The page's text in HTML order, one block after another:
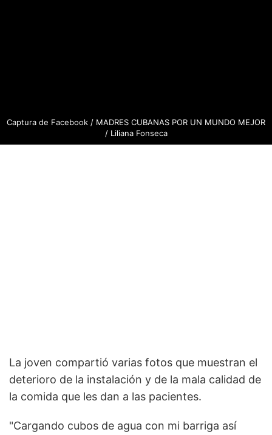
Captura de Facebook / MADRES CUBANAS POR UN MUNDO MEJOR
/ Liliana Fonseca
La joven compartió varias fotos que muestran el
deterioro de la instalación y de la mala calidad de
la comida que les dan a las pacientes.
"Cargando cubos de agua con mi barriga así